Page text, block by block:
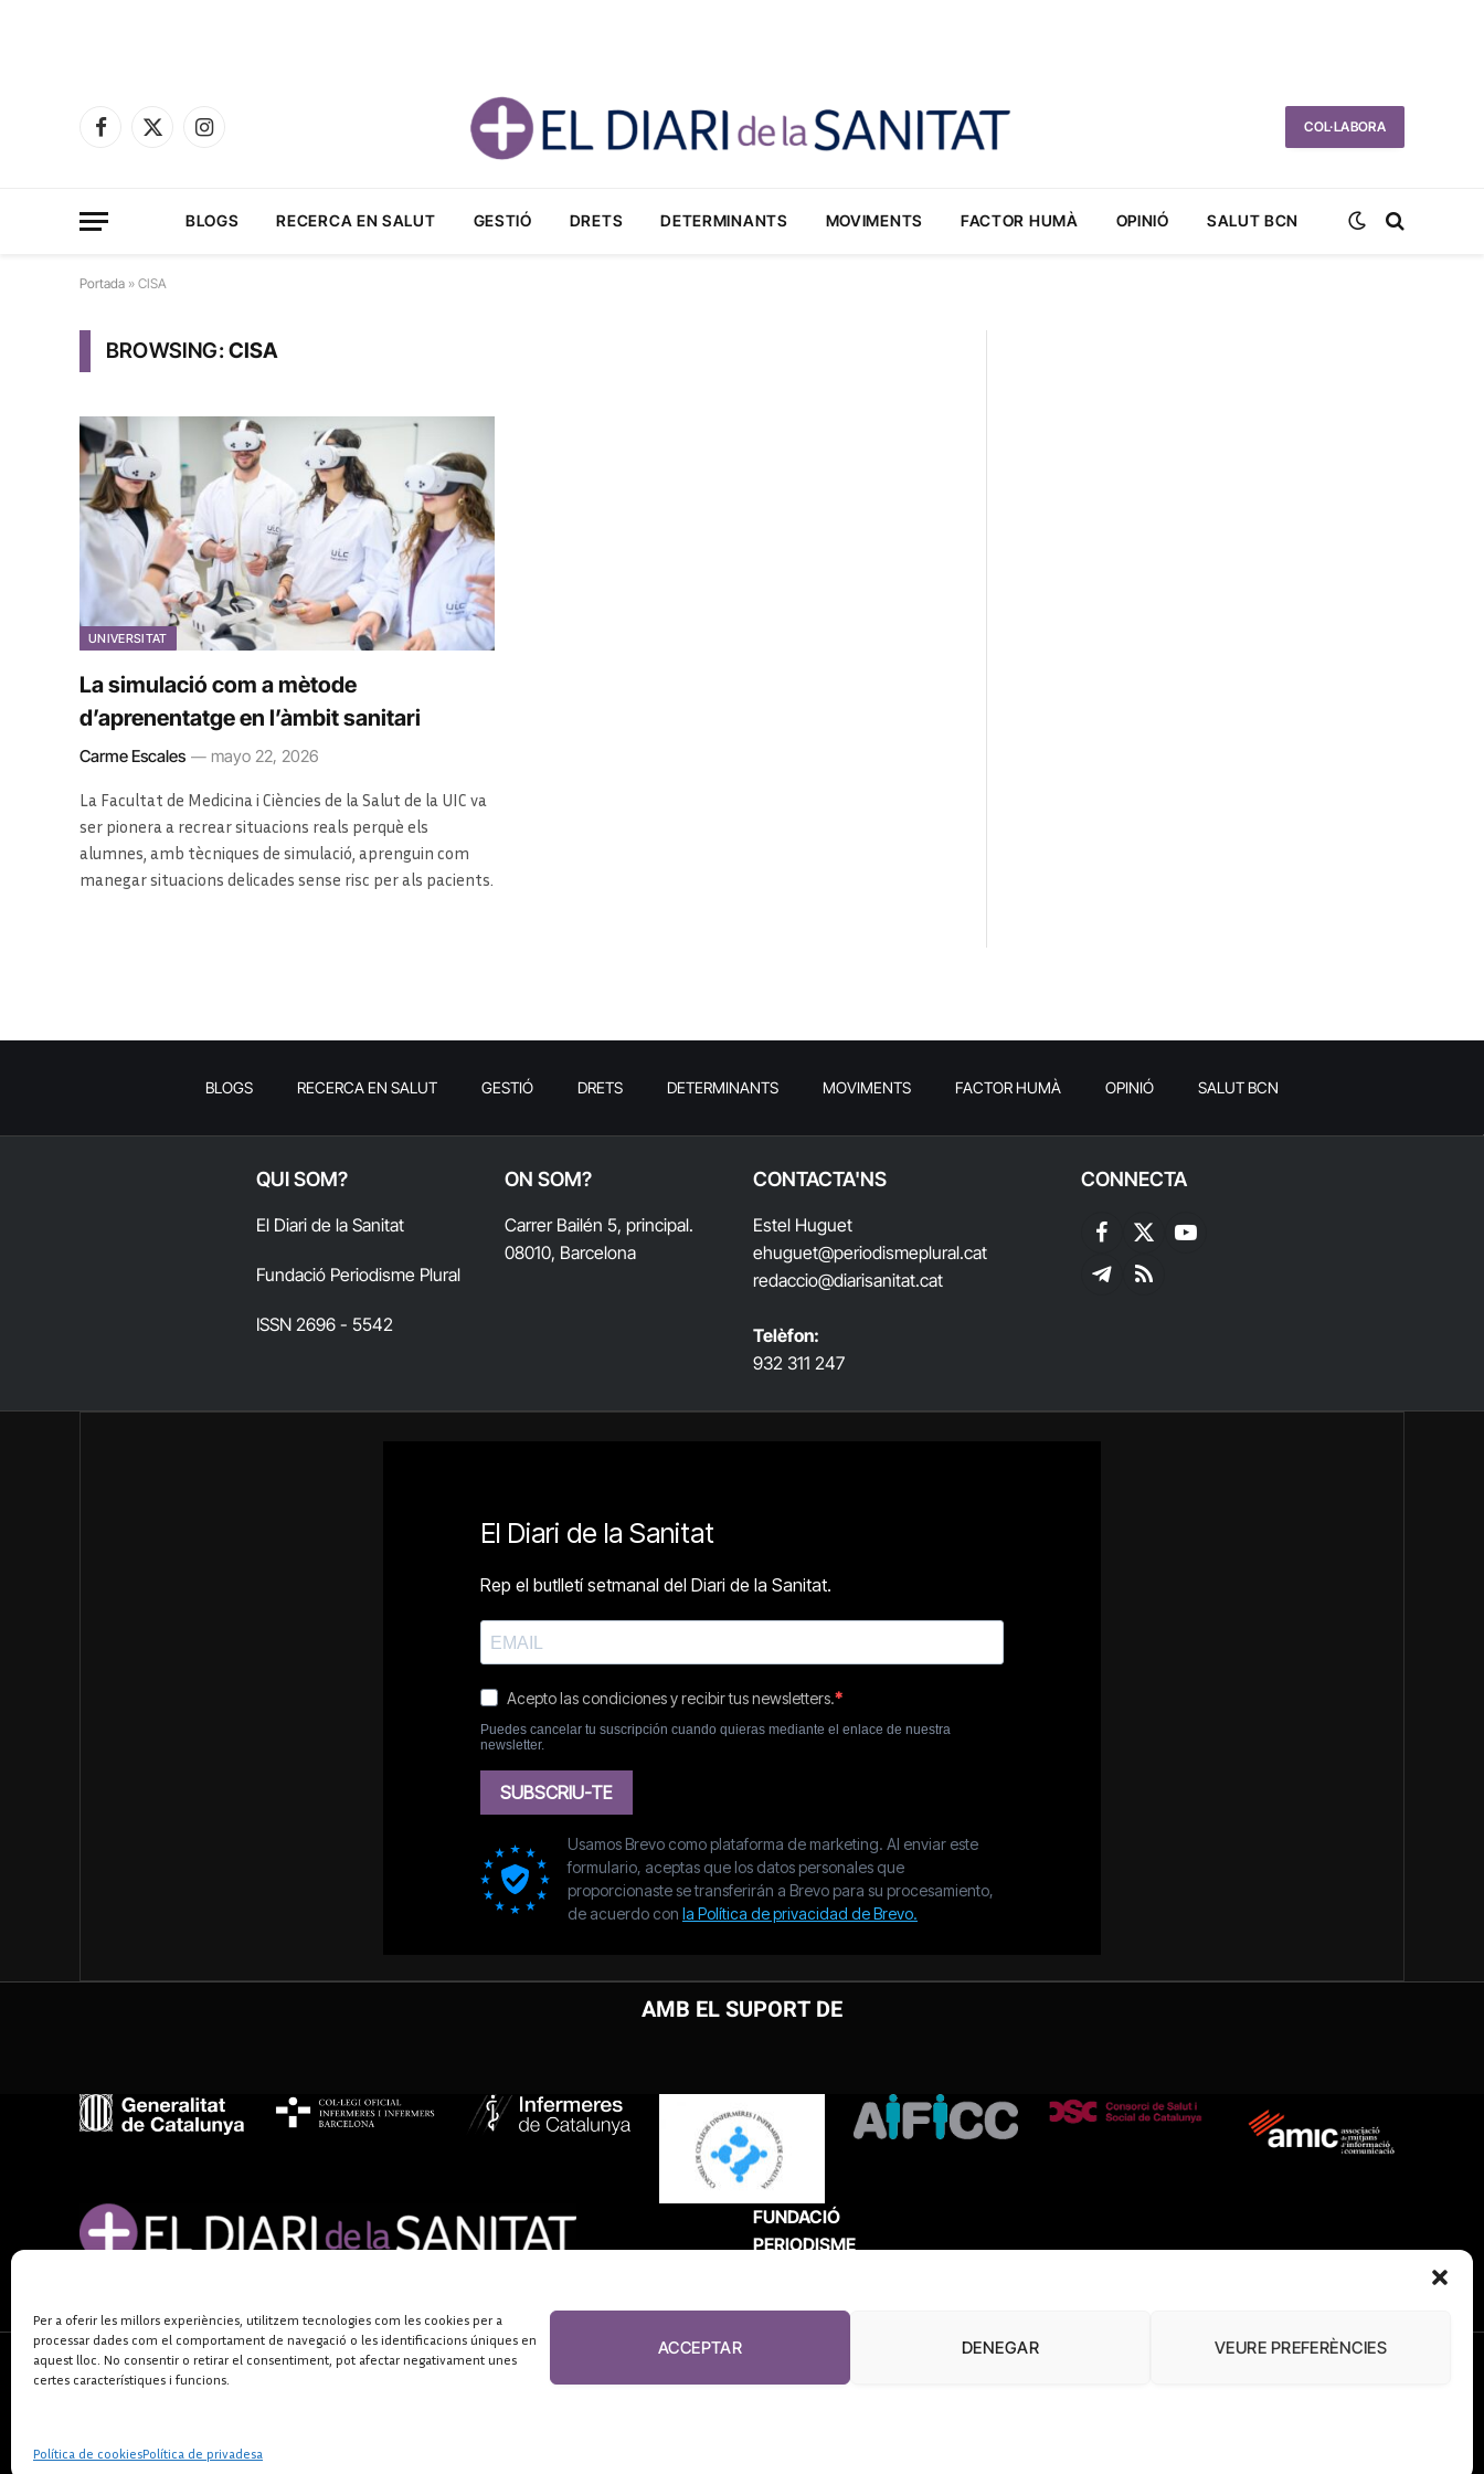
Per a oferir les millors experiències, utilitzem tecnologies com les cookies per a
processar dades com el comportament de navegació o les identificacions úniques en
aquest lloc. No consentir o retirar el consentiment, pot afectar negativament unes
certes característiques i funcions.
ACCEPTAR DENEGAR VEURE PREFERÈNCIES
Política de cookiesPolítica de privadesa
Facebook
X
Instagram
COL·LABORA
BLOGS RECERCA EN SALUT GESTIÓ DRETS DETERMINANTS MOVIMENTS FACTOR HUMÀ OPINIÓ SALUT BCN
Portada » CISA
BROWSING:CISA
UNIVERSITAT
La simulació com a mètode
d’aprenentatge en l’àmbit sanitari
Carme Escales mayo 22, 2026
La Facultat de Medicina i Ciències de la Salut de la UIC va
ser pionera a recrear situacions reals perquè els
alumnes, amb tècniques de simulació, aprenguin com
manegar situacions delicades sense risc per als pacients.
BLOGS RECERCA EN SALUT GESTIÓ DRETS DETERMINANTS MOVIMENTS FACTOR HUMÀ OPINIÓ SALUT BCN
QUI SOM?
El Diari de la Sanitat
Fundació Periodisme Plural
ISSN 2696 - 5542
ON SOM?
Carrer Bailén 5, principal.
08010, Barcelona
CONTACTA'NS
Estel Huguet
ehuguet@periodismeplural.cat
redaccio@diarisanitat.cat
Telèfon:
932 311 247
CONNECTA
Facebook
X
(Twitter)
YouTube
TelegramRSS
AMB EL SUPORT DE
FUNDACIÓ
PERIODISME